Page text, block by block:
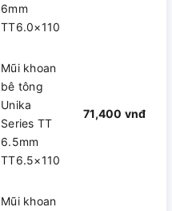
6mm
TT6.0×110
Mũi khoan
bê tông
Unika
Series TT
6.5mm
TT6.5×110
71,400 vnđ
Mũi khoan